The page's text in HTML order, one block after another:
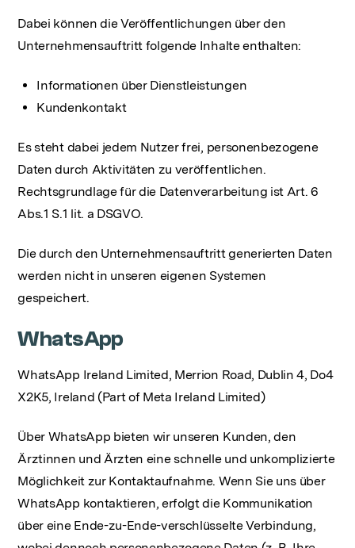
Dabei können die Veröffentlichungen über den
Unternehmensauftritt folgende Inhalte enthalten:
Informationen über Dienstleistungen
Kundenkontakt
Es steht dabei jedem Nutzer frei, personenbezogene
Daten durch Aktivitäten zu veröffentlichen.
Rechtsgrundlage für die Datenverarbeitung ist Art. 6
Abs.1 S.1 lit. a DSGVO.
Die durch den Unternehmensauftritt generierten Daten
werden nicht in unseren eigenen Systemen
gespeichert.
WhatsApp
WhatsApp Ireland Limited, Merrion Road, Dublin 4, Do4
X2K5, Ireland (Part of Meta Ireland Limited)
Über WhatsApp bieten wir unseren Kunden, den
Ärztinnen und Ärzten eine schnelle und unkomplizierte
Möglichkeit zur Kontaktaufnahme. Wenn Sie uns über
WhatsApp kontaktieren, erfolgt die Kommunikation
über eine Ende-zu-Ende-verschlüsselte Verbindung,